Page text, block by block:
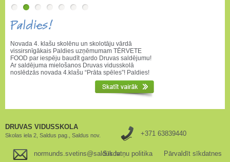
Paldies!
Novada 4. klašu skolēnu un skolotāju vārdā
vissirsnīgākais Paldies uzņēmumam TĒRVETE
FOOD par iespēju baudīt gardo Druvas saldējumu!
Ar saldējuma mielošanos Druvas vidusskolā
noslēdzās novada 4.klašu “Prāta spēles”! Paldies!
DRUVAS VIDUSSKOLA
Skolas iela 2, Saldus pag., Saldus nov. +371 63839440
normunds.svetins@saldus.lvSīkdatņu politika Pārvaldīt sīkdatnes